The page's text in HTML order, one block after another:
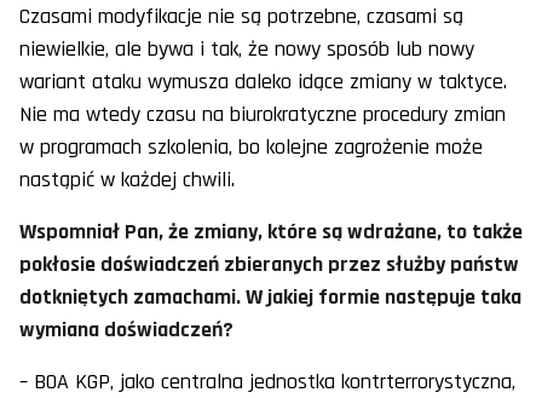
Czasami modyfikacje nie są potrzebne, czasami są
niewielkie, ale bywa i tak, że nowy sposób lub nowy
wariant ataku wymusza daleko idące zmiany w taktyce.
Nie ma wtedy czasu na biurokratyczne procedury zmian
w programach szkolenia, bo kolejne zagrożenie może
nastąpić w każdej chwili.
Wspomniał Pan, że zmiany, które są wdrażane, to także
pokłosie doświadczeń zbieranych przez służby państw
dotkniętych zamachami. W jakiej formie następuje taka
wymiana doświadczeń?
– BOA KGP, jako centralna jednostka kontrterrorystyczna,